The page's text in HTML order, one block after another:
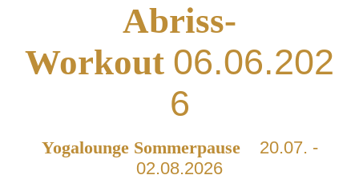
Abriss-
Workout 06.06.202
6
Yogalounge Sommerpause 20.07. -
02.08.2026